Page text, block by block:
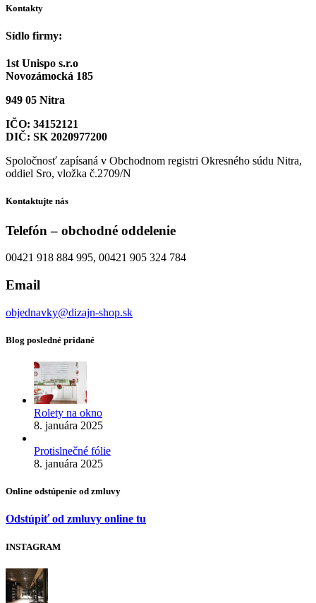
Kontakty
Sídlo firmy:
1st Unispo s.r.o
Novozámocká 185
949 05 Nitra
IČO: 34152121
DIČ: SK 2020977200
Spoločnosť zapísaná v Obchodnom registri Okresného súdu Nitra,
oddiel Sro, vložka č.2709/N
Kontaktujte nás
Telefón – obchodné oddelenie
00421 918 884 995, 00421 905 324 784
Email
objednavky@dizajn-shop.sk
Blog posledné pridané
Rolety na okno
8. januára 2025
Protislnečné fólie
8. januára 2025
Online odstúpenie od zmluvy
Odstúpiť od zmluvy online tu
INSTAGRAM